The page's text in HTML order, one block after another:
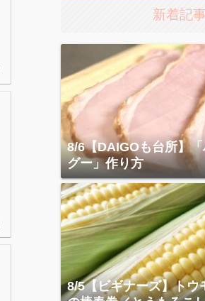
新着記事
8/6【DAIGOも台所】
グー」作り方
8/5【ビギナーズ】トウ